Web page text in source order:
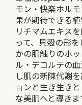
モン・快楽ホル
果が期待できる
リチマムエキス
って、貝殻の形
かの肌触りのホ
ル・デコルテの
し肌の新陳代謝
ョンと生き生き
な美肌へと導きま